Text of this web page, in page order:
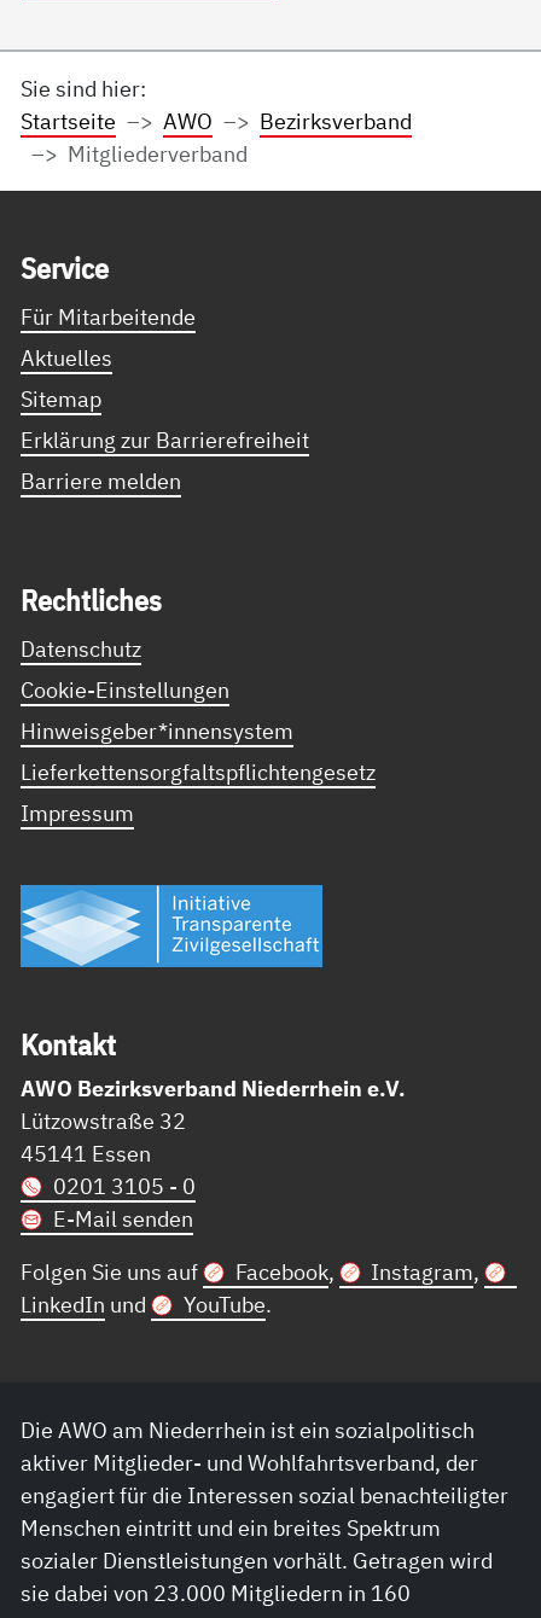
Sie sind hier:
Startseite
AWO
Bezirksverband
Mitgliederverband
Ser­vice
Für Mitarbeitende
Aktuelles
Sitemap
Erklärung zur Barrierefreiheit
Barriere melden
Recht­li­ches
Datenschutz
Cookie-Einstellungen
Hinweisgeber*innensystem
Lieferkettensorgfaltspflichtengesetz
Impressum
Kon­takt
AWO Bezirksverband Niederrhein e.V.
Lützowstraße 32
45141 Essen
0201 3105 - 0
E-Mail senden
Folgen Sie uns auf
Facebook, Instagram,
LinkedIn und YouTube.
Die AWO am Niederrhein ist ein sozialpolitisch
aktiver Mitglieder- und Wohlfahrtsverband, der
engagiert für die Interessen sozial benachteiligter
Menschen eintritt und ein breites Spektrum
sozialer Dienstleistungen vorhält. Getragen wird
sie dabei von 23.000 Mitgliedern in 160